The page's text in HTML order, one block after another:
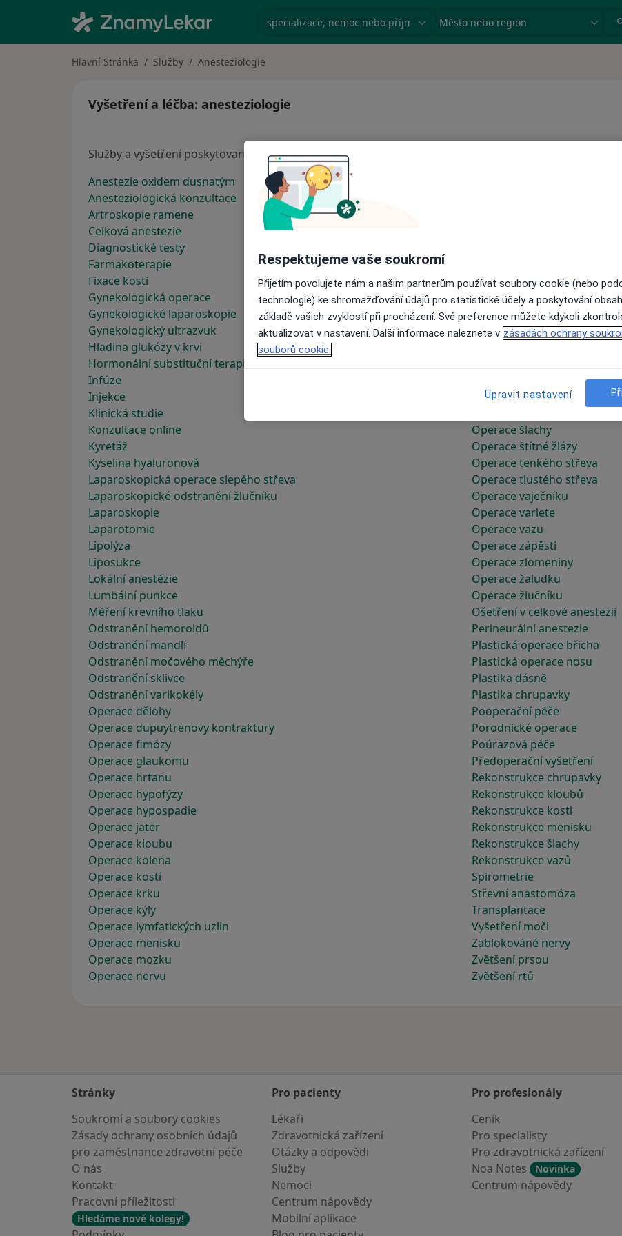
specializace, nemoc nebo příjmení Město nebo region
Hlavní Stránka Služby Anesteziologie
Vyšetření a léčba: anesteziologie
Služby a vyšetření poskytované anesteziologů
Anestezie oxidem dusnatým
Anesteziologická konzultace
Artroskopie ramene
Celková anestezie
Diagnostické testy
Farmakoterapie
Fixace kosti
Gynekologická operace
Gynekologické laparoskopie
Gynekologický ultrazvuk
Hladina glukózy v krvi
Hormonální substituční terapie
Infúze
Injekce
Klinická studie
Konzultace online
Kyretáž
Kyselina hyaluronová
Laparoskopická operace slepého střeva
Laparoskopické odstranění žlučníku
Laparoskopie
Laparotomie
Lipolýza
Liposukce
Lokální anestézie
Lumbální punkce
Měření krevního tlaku
Odstranění hemoroidů
Odstranění mandlí
Odstranění močového měchýře
Odstranění sklivce
Odstranění varikokély
Operace dělohy
Operace dupuytrenovy kontraktury
Operace fimózy
Operace glaukomu
Operace hrtanu
Operace hypofýzy
Operace hypospadie
Operace jater
Operace kloubu
Operace kolena
Operace kostí
Operace krku
Operace kýly
Operace lymfatických uzlin
Operace menisku
Operace mozku
Operace nervu
Operace příštítných tělísek
Operace rohovky
Operace rozštěpu rtu a
Operace sítnice
Operace srdeční chlopně
Operace svalů
Operace šlachy
Operace štítné žlázy
Operace tenkého střeva
Operace tlustého střeva
Operace vaječníku
Operace varlete
Operace vazu
Operace zápěstí
Operace zlomeniny
Operace žaludku
Operace žlučníku
Ošetření v celkové anestezii
Perineurální anestezie
Plastická operace břicha
Plastická operace nosu
Plastika dásně
Plastika chrupavky
Pooperační péče
Porodnické operace
Poúrazová péče
Předoperační vyšetření
Rekonstrukce chrupavky
Rekonstrukce kloubů
Rekonstrukce kosti
Rekonstrukce menisku
Rekonstrukce šlachy
Rekonstrukce vazů
Spirometrie
Střevní anastomóza
Transplantace
Vyšetření moči
Zablokováné nervy
Zvětšení prsou
Zvětšení rtů
Stránky
Soukromí a soubory cookies
Zásady ochrany osobních údajů
pro zaměstnance zdravotní péče
O nás
Kontakt
Pracovní příležitosti
Hledáme nové kolegy!
Pro pacienty
Lékaři
Zdravotnická zařízení
Otázky a odpovědi
Služby
Nemoci
Centrum nápovědy
Mobilní aplikace
Pro profesionály
Ceník
Pro specialisty
Pro zdravotnická zařízení
Noa Notes
Novinka
Centrum nápovědy
Respektujeme vaše soukromí
Přijetím povolujete nám a našim partnerům používat soubory cookie (nebo
technologie) ke shromažďování údajů pro statistické účely a poskytování
základě vašich zvyklostí při procházení. Své preference můžete kdykoli
aktualizovat v nastavení. Další informace naleznete v zásadách ochrany
souborů cookie.
Upravit nastavení